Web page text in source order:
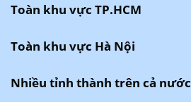
Toàn khu vực TP.HCM
Toàn khu vực Hà Nội
Nhiều tỉnh thành trên cả nước